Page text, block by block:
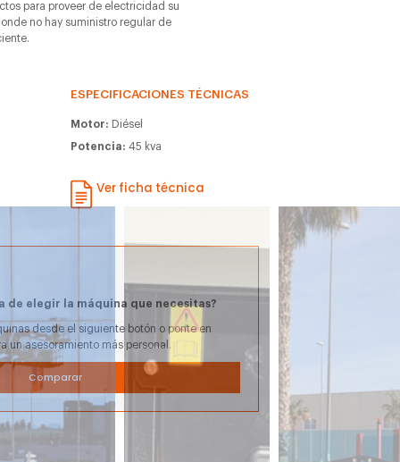
para proveer de electricidad su
no hay suministro regular de
ESPECIFICACIONES TÉCNICAS
Motor: Diésel
Potencia:45 kva
Ver ficha técnica
de elegir la máquina que necesitas?
desde el siguiente botón o ponte en
un asesoramiento más personal.
Comparar